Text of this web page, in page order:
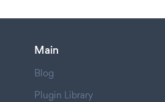
Main
Blog
Plugin Library